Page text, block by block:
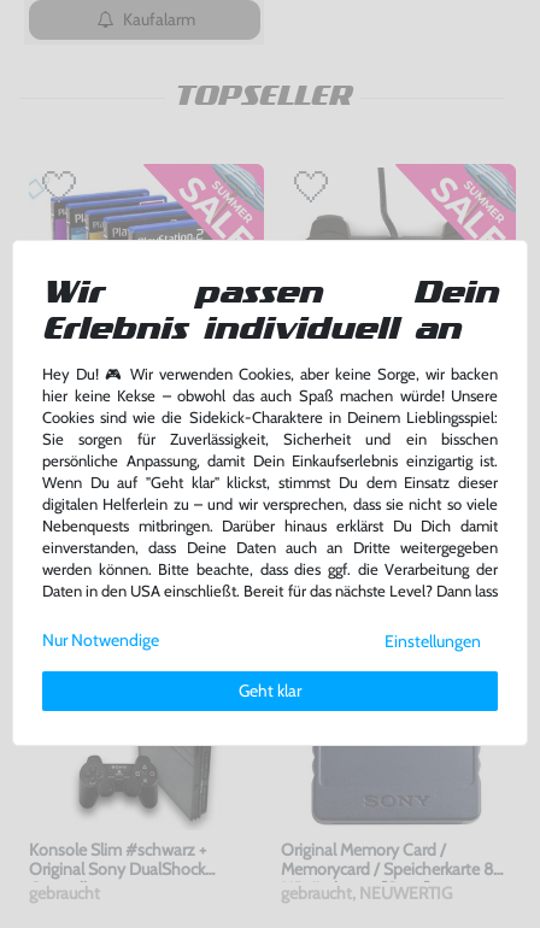
Kaufalarm
TOPSELLER
Wundertüte: 5 Original PS2
Spiele
gebraucht
nur24,99 €
Warenkorb
Original Dualshock 2 Controller
SCPH-10010 #schwarz [Sony]
sehr guter Zustand, gebraucht
nur55,99 €
Warenkorb
Konsole Slim #schwarz +
Original Sony DualShock
Controller
gebraucht
Original Memory Card /
Memorycard / Speicherkarte 8
MB #schwarz [Sony]
gebraucht, NEUWERTIG
Wir passen Dein
Erlebnis individuell an
Hey Du! 🎮 Wir verwenden Cookies, aber keine Sorge, wir backen
hier keine Kekse – obwohl das auch Spaß machen würde! Unsere
Cookies sind wie die Sidekick-Charaktere in Deinem Lieblingsspiel:
Sie sorgen für Zuverlässigkeit, Sicherheit und ein bisschen
persönliche Anpassung, damit Dein Einkaufserlebnis einzigartig ist.
Wenn Du auf "Geht klar" klickst, stimmst Du dem Einsatz dieser
digitalen Helferlein zu – und wir versprechen, dass sie nicht so viele
Nebenquests mitbringen. Darüber hinaus erklärst Du Dich damit
einverstanden, dass Deine Daten auch an Dritte weitergegeben
werden können. Bitte beachte, dass dies ggf. die Verarbeitung der
Daten in den USA einschließt. Bereit für das nächste Level? Dann lass
Weitere Informationen zu den von uns verwendeten Cookies und
Deinen Rechten als Nutzer findest Du in unsererDaten­schutz­
Impressum.
Einstellungen
Geht klar
Nur Notwendige